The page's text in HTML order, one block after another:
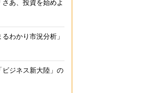
さあ、投資を始めよ
わかり市況分析」
ビジネス新大陸」の